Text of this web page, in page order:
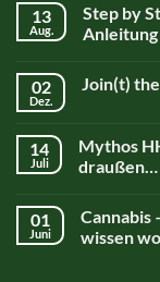
13
Aug.
Step by
02
Dez.
Join(t)
14
Juli
Mythos
draußen…
01
Juni
Cannabis
wissen